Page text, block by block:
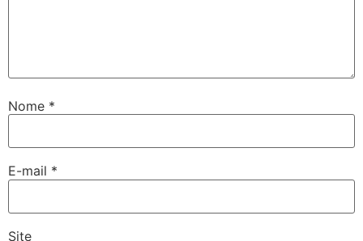
Nome *
E-mail *
Site